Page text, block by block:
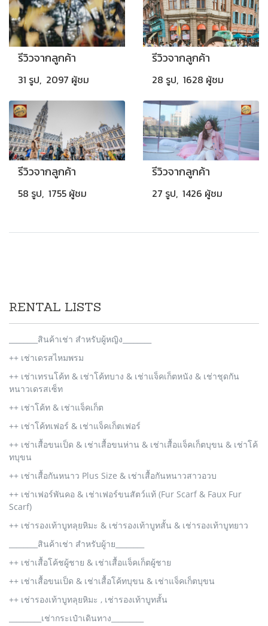
รีวิวจากลูกค้า
31 รูป, 2097 ผู้ชม
รีวิวจากลูกค้า
28 รูป, 1628 ผู้ชม
รีวิวจากลูกค้า
58 รูป, 1755 ผู้ชม
รีวิวจากลูกค้า
27 รูป, 1426 ผู้ชม
RENTAL LISTS
________สินค้าเช่า สำหรับผู้หญิง________
++ เช่าเดรสไหมพรม
++ เช่าเทรนโค้ท & เช่าโค้ทบาง & เช่าแจ็คเก็ตหนัง & เช่าชุดกัน
หนาวเดรสเซ็ท
++ เช่าโค้ท & เช่าแจ็คเก็ต
++ เช่าโค้ทเฟอร์ & เช่าแจ็คเก็ตเฟอร์
++ เช่าเสื้อขนเป็ด & เช่าเสื้อขนห่าน & เช่าเสื้อแจ็คเก็ตบุขน & เช่าโค้
ทบุขน
++ เช่าเสื้อกันหนาว Plus Size & เช่าเสื้อกันหนาวสาวอวบ
++ เช่าเฟอร์พันคอ & เช่าเฟอร์ขนสัตว์แท้ (Fur Scarf & Faux Fur
Scarf)
++ เช่ารองเท้าบูทลุยหิมะ & เช่ารองเท้าบูทสั้น & เช่ารองเท้าบูทยาว
________สินค้าเช่า สำหรับผู้าย________
++ เช่าเสื้อโค้ชผู้ชาย & เช่าเสื้อแจ็คเก็ตผู้ชาย
++ เช่าเสื้อขนเป็ด & เช่าเสื้อโค้ทบุขน & เช่าแจ็คเก็ตบุขน
++ เช่ารองเท้าบูทลุยหิมะ , เช่ารองเท้าบูทสั้น
_________เช่ากระเป๋าเดินทาง_________